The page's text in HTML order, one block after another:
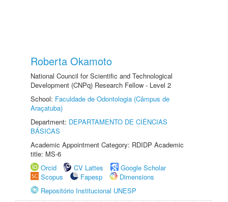
Roberta Okamoto
National Council for Scientific and Technological
Development (CNPq) Research Fellow - Level 2
School: Faculdade de Odontologia (Câmpus de
Araçatuba)
Department: DEPARTAMENTO DE CIÊNCIAS
BÁSICAS
Academic Appointment Category: RDIDP Academic
title: MS-6
Orcid
CV Lattes
Google Scholar
Scopus
Fapesp
Dimensions
Repositório Institucional UNESP